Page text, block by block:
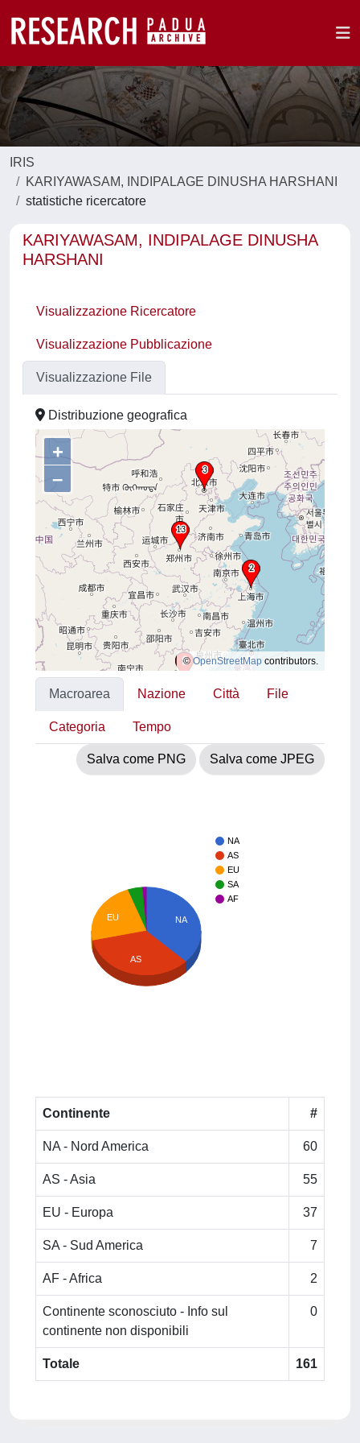
IRIS
KARIYAWASAM, INDIPALAGE DINUSHA HARSHANI
statistiche ricercatore
KARIYAWASAM, INDIPALAGE DINUSHA
HARSHANI
Visualizzazione Ricercatore
Visualizzazione Pubblicazione
Visualizzazione File
Distribuzione geografica
+
–
©OpenStreetMap contributors.
Macroarea Nazione Città File
Categoria Tempo
Salva come PNG Salva come JPEG
NA
AS
EU
SA
AF
NA
EU
AS
Continente #
NA - Nord America 60
AS - Asia 55
EU - Europa 37
SA - Sud America 7
AF - Africa 2
Continente sconosciuto - Info sul
continente non disponibili
0
Totale 161